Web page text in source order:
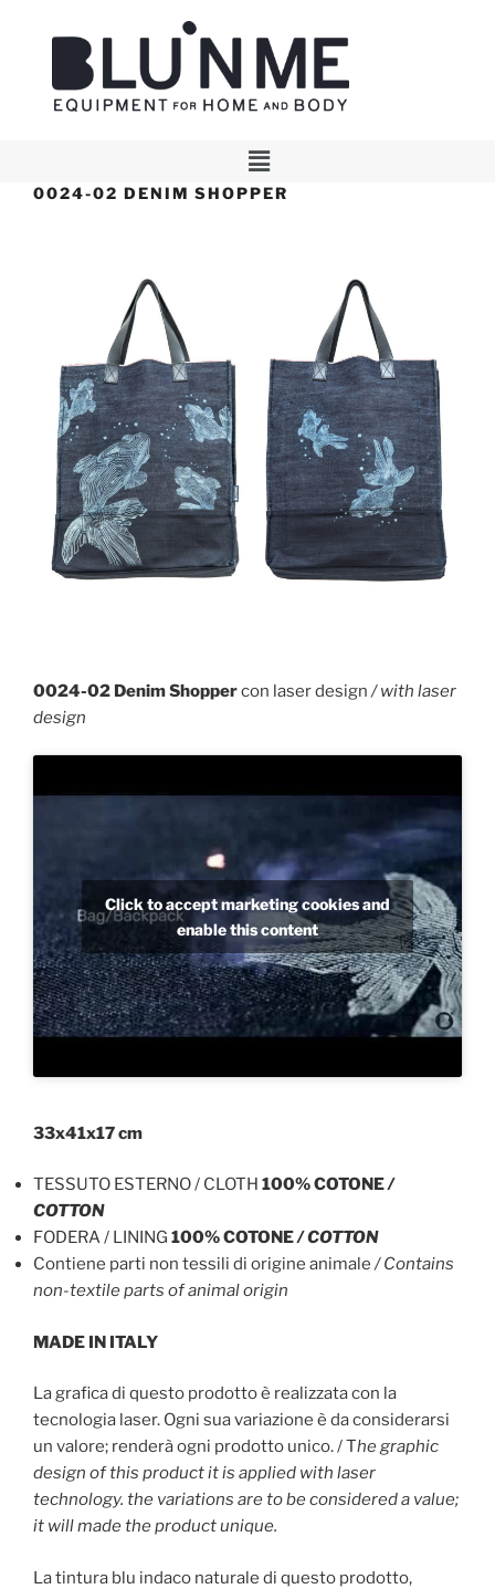
0024-02 DENIM SHOPPER
0024-02 Denim Shoppercon laser design / with laser
design
Click to accept marketing cookies and
enable this content
33x41x17 cm
TESSUTO ESTERNO / CLOTH 100% COTONE/
COTTON
FODERA / LINING 100% COTONE/ COTTON
Contiene parti non tessili di origine animale / Contains
non-textile parts of animal origin
MADE IN ITALY
La grafica di questo prodotto è realizzata con la
tecnologia laser. Ogni sua variazione è da considerarsi
un valore; renderà ogni prodotto unico. / The graphic
design of this product it is applied with laser
technology. the variations are to be considered a value;
it will made the product unique.
La tintura blu indaco naturale di questo prodotto,